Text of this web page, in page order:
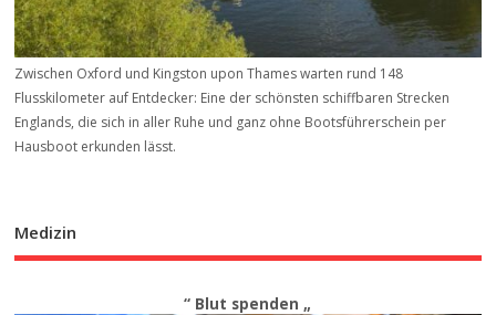
Zwischen Oxford und Kingston upon Thames warten rund 148
Flusskilometer auf Entdecker: Eine der schönsten schiffbaren Strecken
Englands, die sich in aller Ruhe und ganz ohne Bootsführerschein per
Hausboot erkunden lässt.
Medizin
“ Blut spenden „